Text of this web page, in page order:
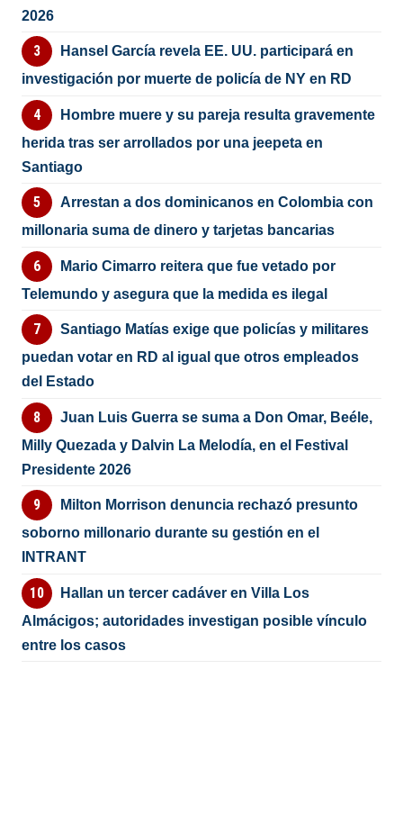
2026
Hansel García revela EE. UU. participará en
investigación por muerte de policía de NY en RD
Hombre muere y su pareja resulta gravemente
herida tras ser arrollados por una jeepeta en
Santiago
Arrestan a dos dominicanos en Colombia con
millonaria suma de dinero y tarjetas bancarias
Mario Cimarro reitera que fue vetado por
Telemundo y asegura que la medida es ilegal
Santiago Matías exige que policías y militares
puedan votar en RD al igual que otros empleados
del Estado
Juan Luis Guerra se suma a Don Omar, Beéle,
Milly Quezada y Dalvin La Melodía, en el Festival
Presidente 2026
Milton Morrison denuncia rechazó presunto
soborno millonario durante su gestión en el
INTRANT
Hallan un tercer cadáver en Villa Los
Almácigos; autoridades investigan posible vínculo
entre los casos